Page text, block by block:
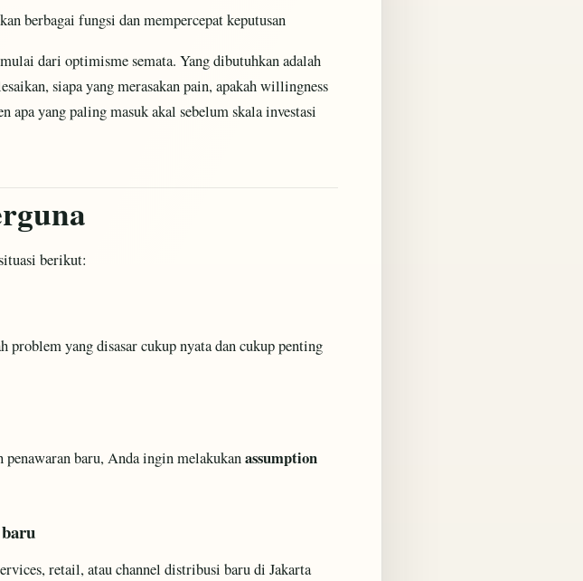
berbagai fungsi dan mempercepat keputusan
dari optimisme semata. Yang dibutuhkan adalah
siapa yang merasakan pain, apakah willingness
apa yang paling masuk akal sebelum skala investasi
berikut:
problem yang disasar cukup nyata dan cukup penting
baru, Anda ingin melakukanassumption
retail, atau channel distribusi baru di Jakarta